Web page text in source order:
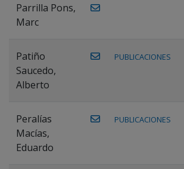
Parrilla Pons,
Marc
Patiño
Saucedo,
Alberto
PUBLICACIONES
Peralías
Macías,
Eduardo
PUBLICACIONES